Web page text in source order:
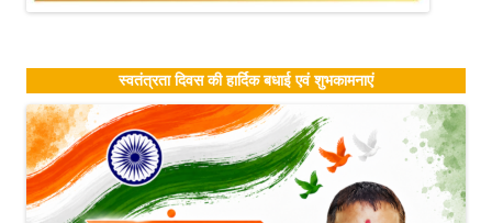
स्वतंत्रता दिवस की हार्दिक बधाई एवं शुभकामनाएं